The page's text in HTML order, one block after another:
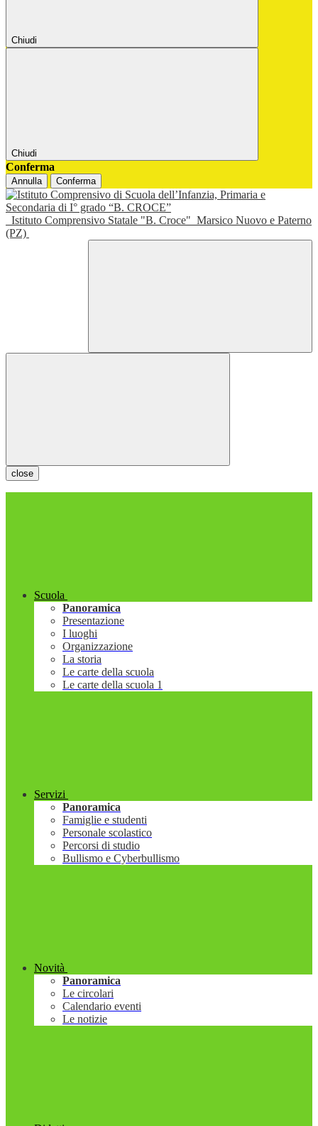
Chiudi
Chiudi
Conferma
Annulla Conferma
Istituto Comprensivo Statale "B. Croce" Marsico Nuovo e Paterno
(PZ)
close
Scuola
Panoramica
Presentazione
I luoghi
Organizzazione
La storia
Le carte della scuola
Le carte della scuola 1
Servizi
Panoramica
Famiglie e studenti
Personale scolastico
Percorsi di studio
Bullismo e Cyberbullismo
Novità
Panoramica
Le circolari
Calendario eventi
Le notizie